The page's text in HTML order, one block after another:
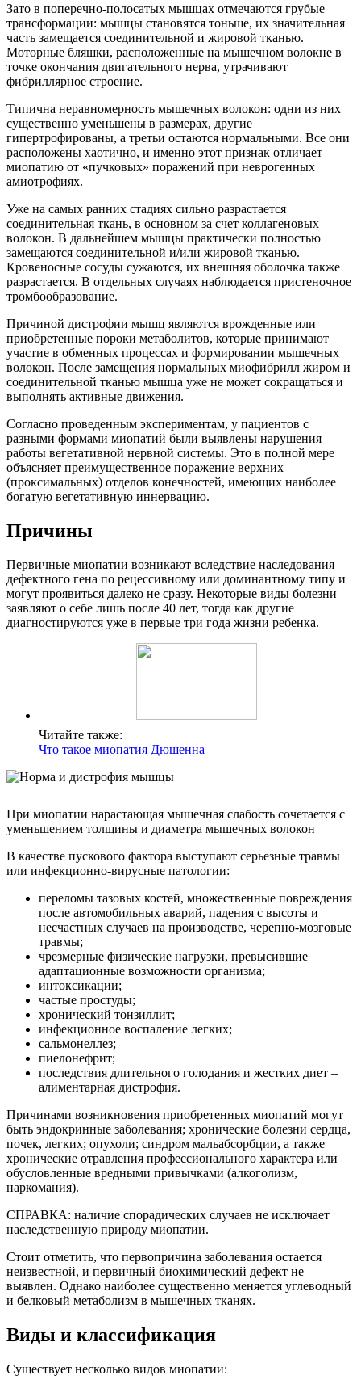
Зато в поперечно-полосатых мышцах отмечаются грубые
трансформации: мышцы становятся тоньше, их значительная
часть замещается соединительной и жировой тканью.
Моторные бляшки, расположенные на мышечном волокне в
точке окончания двигательного нерва, утрачивают
фибриллярное строение.
Типична неравномерность мышечных волокон: одни из них
существенно уменьшены в размерах, другие
гипертрофированы, а третьи остаются нормальными. Все они
расположены хаотично, и именно этот признак отличает
миопатию от «пучковых» поражений при неврогенных
амиотрофиях.
Уже на самых ранних стадиях сильно разрастается
соединительная ткань, в основном за счет коллагеновых
волокон. В дальнейшем мышцы практически полностью
замещаются соединительной и/или жировой тканью.
Кровеносные сосуды сужаются, их внешняя оболочка также
разрастается. В отдельных случаях наблюдается пристеночное
тромбообразование.
Причиной дистрофии мышц являются врожденные или
приобретенные пороки метаболитов, которые принимают
участие в обменных процессах и формировании мышечных
волокон. После замещения нормальных миофибрилл жиром и
соединительной тканью мышца уже не может сокращаться и
выполнять активные движения.
Согласно проведенным экспериментам, у пациентов с
разными формами миопатий были выявлены нарушения
работы вегетативной нервной системы. Это в полной мере
объясняет преимущественное поражение верхних
(проксимальных) отделов конечностей, имеющих наиболее
богатую вегетативную иннервацию.
Причины
Первичные миопатии возникают вследствие наследования
дефектного гена по рецессивному или доминантному типу и
могут проявиться далеко не сразу. Некоторые виды болезни
заявляют о себе лишь после 40 лет, тогда как другие
диагностируются уже в первые три года жизни ребенка.
Читайте также:
Что такое миопатия Дюшенна
При миопатии нарастающая мышечная слабость сочетается с
уменьшением толщины и диаметра мышечных волокон
В качестве пускового фактора выступают серьезные травмы
или инфекционно-вирусные патологии:
переломы тазовых костей, множественные повреждения
после автомобильных аварий, падения с высоты и
несчастных случаев на производстве, черепно-мозговые
травмы;
чрезмерные физические нагрузки, превысившие
адаптационные возможности организма;
интоксикации;
частые простуды;
хронический тонзиллит;
инфекционное воспаление легких;
сальмонеллез;
пиелонефрит;
последствия длительного голодания и жестких диет –
алиментарная дистрофия.
Причинами возникновения приобретенных миопатий могут
быть эндокринные заболевания; хронические болезни сердца,
почек, легких; опухоли; синдром мальабсорбции, а также
хронические отравления профессионального характера или
обусловленные вредными привычками (алкоголизм,
наркомания).
СПРАВКА: наличие спорадических случаев не исключает
наследственную природу миопатии.
Стоит отметить, что первопричина заболевания остается
неизвестной, и первичный биохимический дефект не
выявлен. Однако наиболее существенно меняется углеводный
и белковый метаболизм в мышечных тканях.
Виды и классификация
Существует несколько видов миопатии: